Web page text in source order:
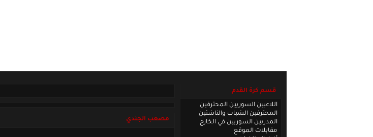
قسم كرة القدم
اللاعبين السوريين المحترفين
المحترفين الشباب والناشئين
المدربين السوريين في الخارج
مقابلات الموقع
مصعب الجندي